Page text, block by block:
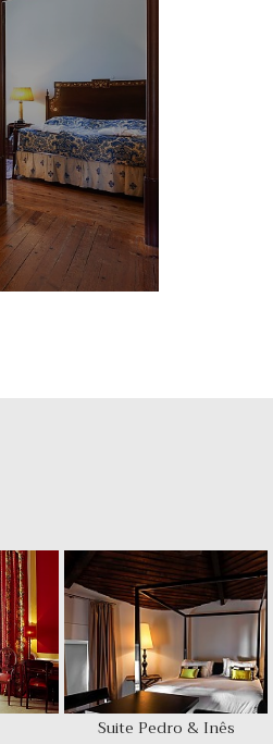
Suite Pedro & Inês